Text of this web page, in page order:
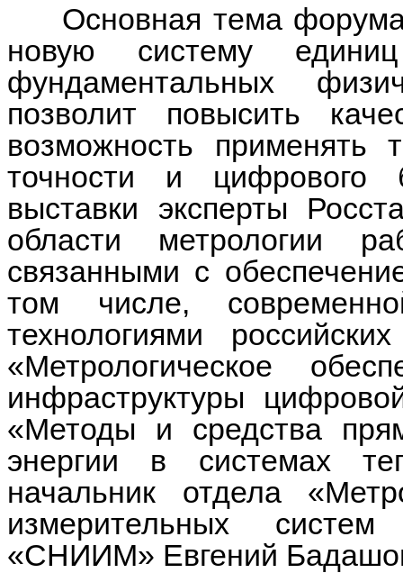
Основная тема форума
новую систему
фундаментальных
позволит повысить
возможность применять
точности и
выставки эксперты
области метрологии
связанными с
том числе,
технологиями
«Метрологическое
инфраструктуры
«Методы и средства
энергии в системах
начальник отдела
измерительных
«СНИИМ» Евгений